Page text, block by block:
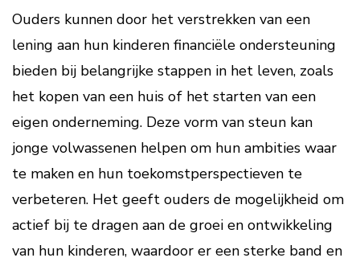
Ouders kunnen door het verstrekken van een
lening aan hun kinderen financiële ondersteuning
bieden bij belangrijke stappen in het leven, zoals
het kopen van een huis of het starten van een
eigen onderneming. Deze vorm van steun kan
jonge volwassenen helpen om hun ambities waar
te maken en hun toekomstperspectieven te
verbeteren. Het geeft ouders de mogelijkheid om
actief bij te dragen aan de groei en ontwikkeling
van hun kinderen, waardoor er een sterke band en